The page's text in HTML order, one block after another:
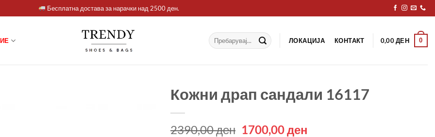
Бесплатна достава за нарачки над 2500 ден.
Барај
за:
ЛОКАЦИЈА КОНТАКТ 0,00ДЕН 0
Кожни драп сандали 16117
2390,00ден Original
1700,00ден